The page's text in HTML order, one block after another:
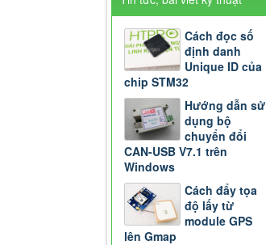
Cách đọc số
định danh
Unique ID của
chip STM32
Hướng dẫn sử
dụng bộ
chuyển đổi
CAN-USB V7.1 trên
Windows
Cách đẩy tọa
độ lấy từ
module GPS
lên Gmap